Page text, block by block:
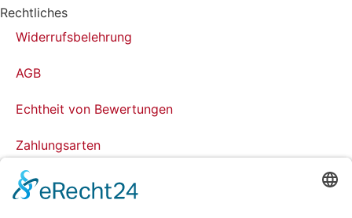
Rechtliches
Widerrufsbelehrung
AGB
Echtheit von Bewertungen
Zahlungsarten
Versandarten